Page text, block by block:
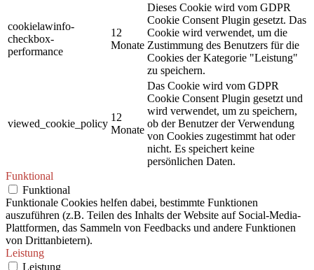
cookielawinfo-
checkbox-
performance
12
Monate
Dieses Cookie wird vom GDPR
Cookie Consent Plugin gesetzt. Das
Cookie wird verwendet, um die
Zustimmung des Benutzers für die
Cookies der Kategorie "Leistung"
zu speichern.
viewed_cookie_policy
12
Monate
Das Cookie wird vom GDPR
Cookie Consent Plugin gesetzt und
wird verwendet, um zu speichern,
ob der Benutzer der Verwendung
von Cookies zugestimmt hat oder
nicht. Es speichert keine
persönlichen Daten.
Funktional
Funktional
Funktionale Cookies helfen dabei, bestimmte Funktionen
auszuführen (z.B. Teilen des Inhalts der Website auf Social-Media-
Plattformen, das Sammeln von Feedbacks und andere Funktionen
von Drittanbietern).
Leistung
Leistung